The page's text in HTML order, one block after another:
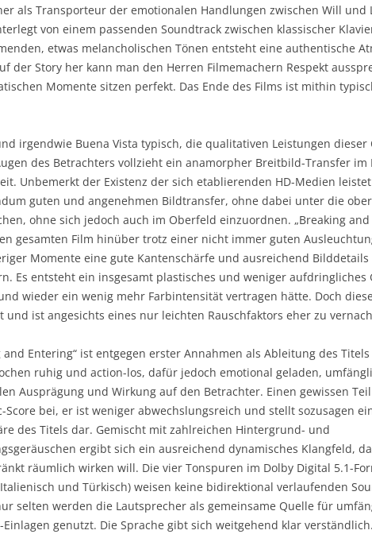
als Transporteur der emotionalen Handlungen zwischen Will und
von einem passenden Soundtrack zwischen klassischer
etwas melancholischen Tönen entsteht eine authentische
der Story her kann man den Herren Filmemachern Respekt
Momente sitzen perfekt. Das Ende des Films ist mithin
irgendwie Buena Vista typisch, die qualitativen Leistungen dieser
des Betrachters vollzieht ein anamorpher Breitbild-Transfer im
Unbemerkt der Existenz der sich etablierenden HD-Medien
guten und angenehmen Bildtransfer, ohne dabei unter die
ohne sich jedoch auch im Oberfeld einzuordnen. „Breaking and
gesamten Film hinüber trotz einer nicht immer guten
Momente eine gute Kantenschärfe und ausreichend Bilddetails
Es entsteht ein insgesamt plastisches und weniger aufdringliches
wieder ein wenig mehr Farbintensität vertragen hätte. Doch
und ist angesichts eines nur leichten Rauschfaktors eher zu
and Entering“ ist entgegen erster Annahmen als Ableitung des Titels
ruhig und action-los, dafür jedoch emotional geladen,
Ausprägung und Wirkung auf den Betrachter. Einen gewissen
Score bei, er ist weniger abwechslungsreich und stellt sozusagen
des Titels dar. Gemischt mit zahlreichen Hintergrund- und
ergibt sich ein ausreichend dynamisches Klangfeld,
räumlich wirken will. Die vier Tonspuren im Dolby Digital 5.1-
und Türkisch) weisen keine bidirektional verlaufenden
selten werden die Lautsprecher als gemeinsame Quelle für
genutzt. Die Sprache gibt sich weitgehend klar verständlich.